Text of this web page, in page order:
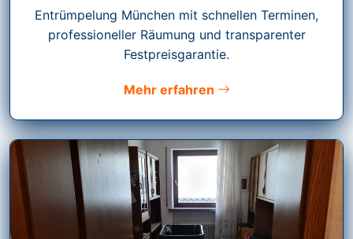
Entrümpelung München mit schnellen Terminen,
professioneller Räumung und transparenter
Festpreisgarantie.
Mehr erfahren